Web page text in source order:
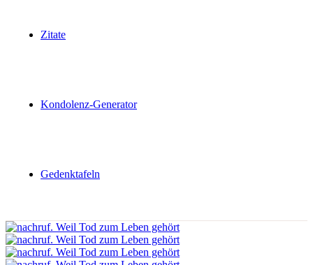
Zitate
Kondolenz-Generator
Gedenktafeln